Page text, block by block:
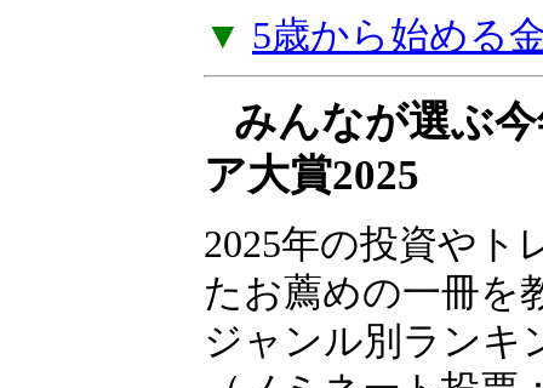
くない。将来、自
なってほしい。そ
添う内容となって
▼ 5歳から始める
みんなが選ぶ
ア大賞2025